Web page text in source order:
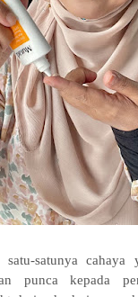
satunya cahaya
punca kepada